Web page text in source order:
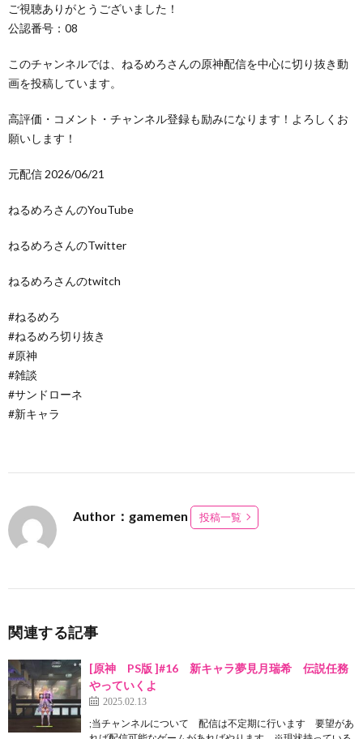
ご視聴ありがとうございました！
公認番号：08
このチャンネルでは、ねるめろさんの原神配信を中心に切り抜き動
画を投稿しています。
高評価・コメント・チャンネル登録も励みになります！よろしくお
願いします！
元配信 2026/06/21
ねるめろさんのYouTube
ねるめろさんのTwitter
ねるめろさんのtwitch
#ねるめろ
#ねるめろ切り抜き
#原神
#雑談
#サンドローネ
#新キャラ
Author：gamemen 投稿一覧
関連する記事
[原神 PS版 ]#16 新キャラ夢見月瑞希 伝説任務
やっていくよ
2025.02.13
;当チャンネルについて 配信は不定期に行います 要望があ